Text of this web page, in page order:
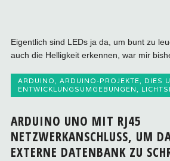
Eigentlich sind LEDs ja da, um bunt zu
auch die Helligkeit erkennen, war mir
ARDUINO,ARDUINO-PROJEKTE, DIES
ENTWICKLUNGSUMGEBUNGEN,
ARDUINO UNO MIT RJ45
NETZWERKANSCHLUSS, UM
EXTERNE DATENBANK ZU